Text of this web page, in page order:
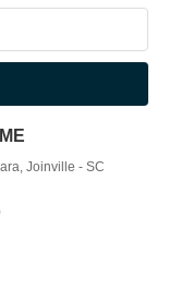
Joinville -SC